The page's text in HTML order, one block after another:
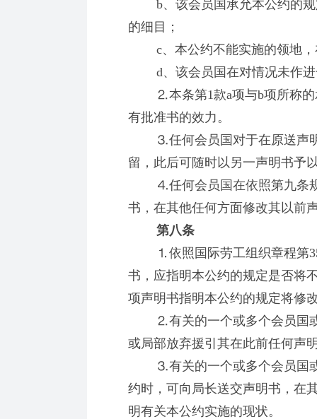
b、该会员国承允本公约的规
的细目；
c、本公约不能实施的领地，
d、该会员国在对情况未作进
⒉本条第1款a项与b项所称的
有批准书的效力。
⒊任何会员国对于在原送声明
留，此后可随时以另一声明书予
⒋任何会员国在依照第九条规
书，在其他任何方面修改其以前
第八条
⒈依照国际劳工组织章程第35
书，应指明本公约的规定是否将
项声明书指明本公约的规定将修
⒉有关的一个或多个会员国或
或局部放弃援引其在此前任何声
⒊有关的一个或多个会员国或
约时，可向局长送交声明书，在
明有关本公约实施的现状。